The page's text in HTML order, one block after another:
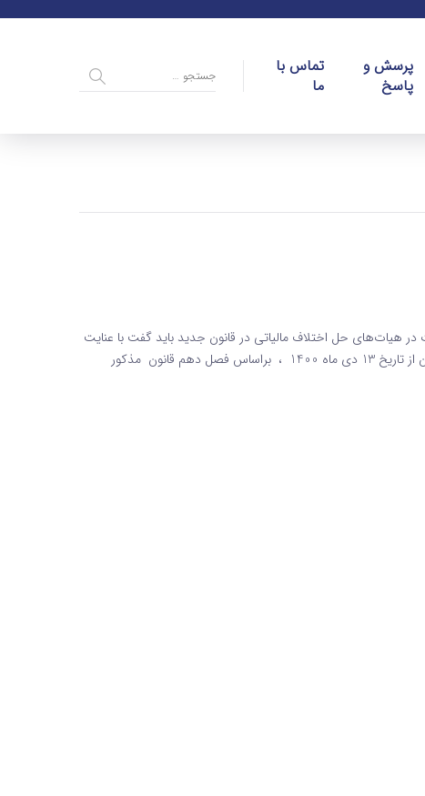
پرسش و
پاسخ
تماس با
ما
هیات‌های حل اختلاف مالیاتی در قانون جدید باید گفت با عنایت
به تصویب و ابلاغ قانون دائمی ارزش افزوده و اجرایی شدن آن از تاریخ 13 دی ماه 1400 ، براساس فصل دهم قانون مذکور